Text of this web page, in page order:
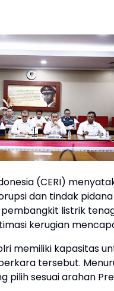
(CERI)
dan tindak
listrik
kerugian
memiliki kapasitas
tersebut.
sesuai arahan